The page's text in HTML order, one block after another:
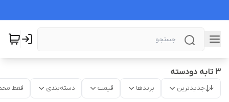
۳ تابه دودسته
جدیدترین برندها قیمت دسته‌بندی فقط